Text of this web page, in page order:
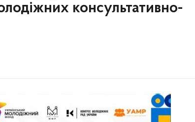
консультативно-